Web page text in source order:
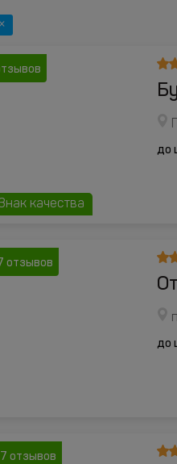
качества
до
отзывов
до
отзывов